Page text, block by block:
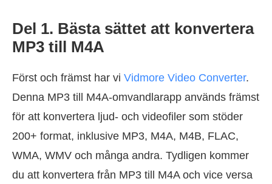
Del 1. Bästa sättet att konvertera
MP3 till M4A
Först och främst har vi Vidmore Video Converter.
Denna MP3 till M4A-omvandlarapp används främst
för att konvertera ljud- och videofiler som stöder
200+ format, inklusive MP3, M4A, M4B, FLAC,
WMA, WMV och många andra. Tydligen kommer
du att konvertera från MP3 till M4A och vice versa